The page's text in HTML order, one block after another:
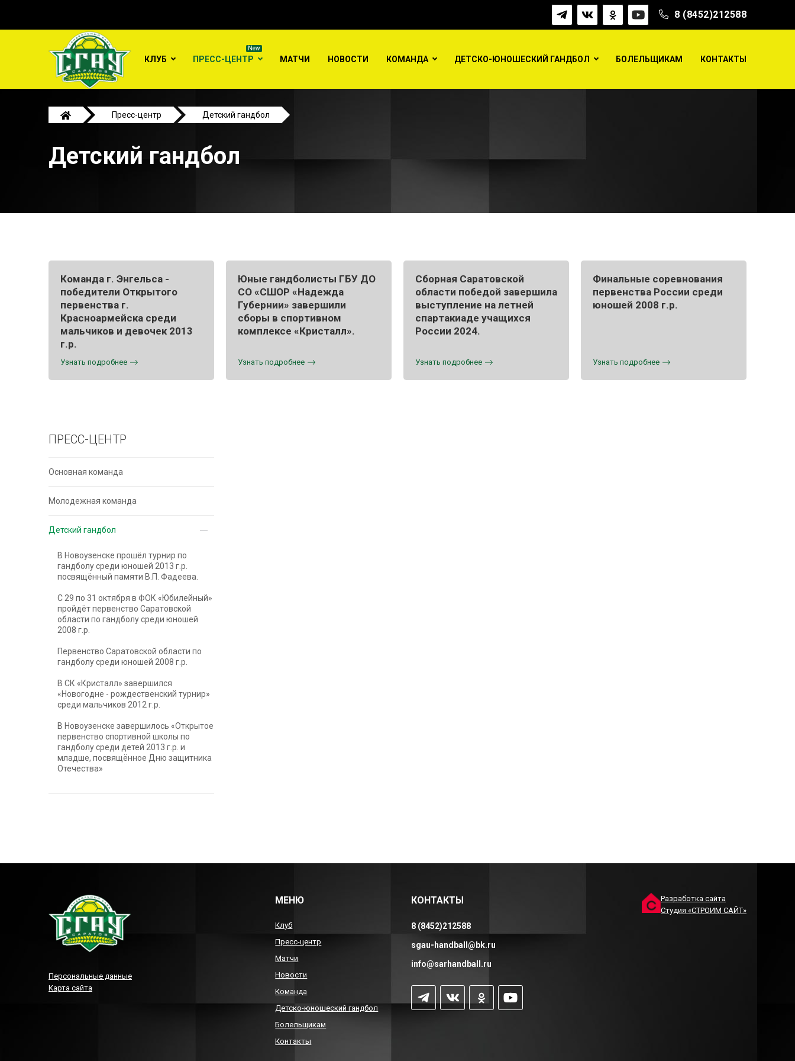
8 (8452)212588
КЛУБ ПРЕСС-ЦЕНТР МАТЧИ НОВОСТИ КОМАНДА ДЕТСКО-ЮНОШЕСКИЙ ГАНДБОЛ БОЛЕЛЬЩИКАМ КОНТАКТЫ
Пресс-центр Детский гандбол
Детский гандбол
Команда г. Энгельса -
победители Открытого
первенства г.
Красноармейска среди
мальчиков и девочек 2013
г.р.
Узнать подробнее
Юные гандболисты ГБУ ДО
СО «СШОР «Надежда
Губернии» завершили
сборы в спортивном
комплексе «Кристалл».
Узнать подробнее
Сборная Саратовской
области победой завершила
выступление на летней
спартакиаде учащихся
России 2024.
Узнать подробнее
Финальные соревнования
первенства России среди
юношей 2008 г.р.
Узнать подробнее
ПРЕСС-ЦЕНТР
Основная команда
Молодежная команда
Детский гандбол
В Новоузенске прошёл турнир по
гандболу среди юношей 2013 г.р.
посвящённый памяти В.П. Фадеева.
C 29 по 31 октября в ФОК «Юбилейный»
пройдёт первенство Саратовской
области по гандболу среди юношей
2008 г.р.
Первенство Саратовской области по
гандболу среди юношей 2008 г.р.
В СК «Кристалл» завершился
«Новогодне - рождественский турнир»
среди мальчиков 2012 г.р.
В Новоузенске завершилось «Открытое
первенство спортивной школы по
гандболу среди детей 2013 г.р. и
младше, посвящённое Дню защитника
Отечества»
Персональные данные
Карта сайта
МЕНЮ
Клуб
Пресс-центр
Матчи
Новости
Команда
Детско-юношеский гандбол
Болельщикам
Контакты
КОНТАКТЫ
8 (8452)212588
sgau-handball@bk.ru
info@sarhandball.ru
Разработка сайта
Студия «СТРОИМ САЙТ»